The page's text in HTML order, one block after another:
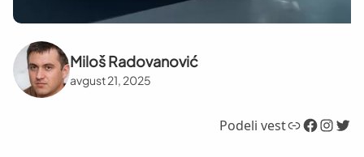
Miloš Radovanović
avgust 21, 2025
Podeli vestLink Facebook InstagramTwitter